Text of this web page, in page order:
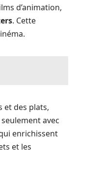
d’animation,
. Cette
et des plats,
avec
enrichissent
et les